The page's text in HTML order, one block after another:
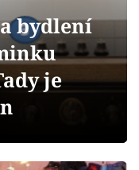
bydlení
je